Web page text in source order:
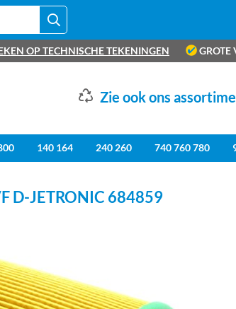
OP TECHNISCHE TEKENINGEN GROTE
Zie ook ons
140 164 240 260 740 760 780
D-JETRONIC 684859